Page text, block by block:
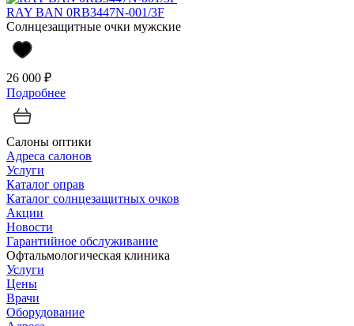
RAY BAN 0RB3447N-001/3F
Солнцезащитные очки мужские
26 000 ₽
Подробнее
Салоны оптики
Адреса салонов
Услуги
Каталог оправ
Каталог солнцезащитных очков
Акции
Новости
Гарантийное обслуживание
Офтальмологическая клиника
Услуги
Цены
Врачи
Оборудование